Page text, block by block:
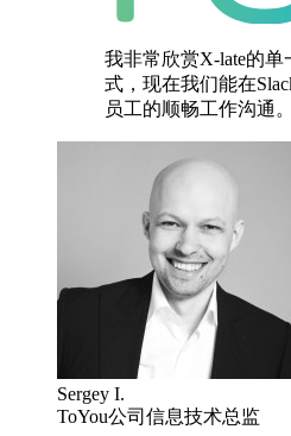
我非常欣赏X-late的单
式，现在我们能在
员工的顺畅工作沟通。
Sergey I.
ToYou公司信息技术总监